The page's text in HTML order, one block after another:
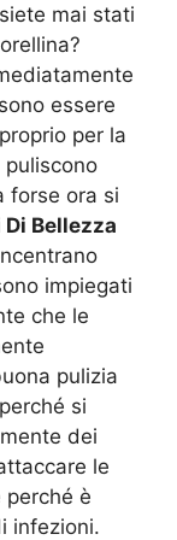
mai stati
essere
per la
puliscono
forse ora si
Bellezza
impiegati
che le
pulizia
si
dei
le
perché è
infezioni.